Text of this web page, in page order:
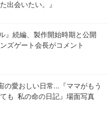
出会いたい。』
』続編、製作開始時期と公開
ズゲート会長がコメント
の愛おしい日常...『ママがもう
も 私の命の日記』場面写真